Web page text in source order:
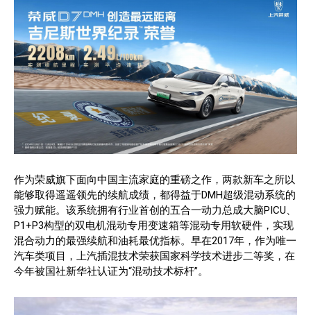
作为荣威旗下面向中国主流家庭的重磅之作，两款新车之所以
能够取得遥遥领先的续航成绩，都得益于DMH超级混动系统的
强力赋能。该系统拥有行业首创的五合一动力总成大脑PICU、
P1+P3构型的双电机混动专用变速箱等混动专用软硬件，实现
混合动力的最强续航和油耗最优指标。早在2017年，作为唯一
汽车类项目，上汽插混技术荣获国家科学技术进步二等奖，在
今年被国社新华社认证为“混动技术标杆”。